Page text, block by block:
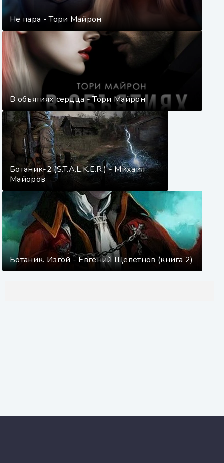
Не пара - Тори Майрон
В объятиях сердца - Тори Майрон
Ботаник-2 (S.T.A.L.K.E.R.) - Михаил
Майоров
Ботаник. Изгой - Евгений Щепетнов (книга 2)